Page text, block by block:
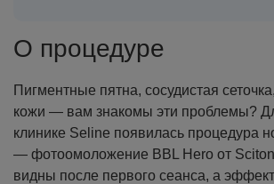
О процедуре
Пигментные пятна, сосудистая
кожи — вам знакомы эти проблемы?
клинике Seline появилась процедура
— фотоомоложение BBL Hero от
видны после первого сеанса, а